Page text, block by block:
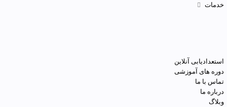
خدمات
استعدادیابی آنلاین
دوره های آموزشی
تماس با ما
درباره ما
وبلاگ